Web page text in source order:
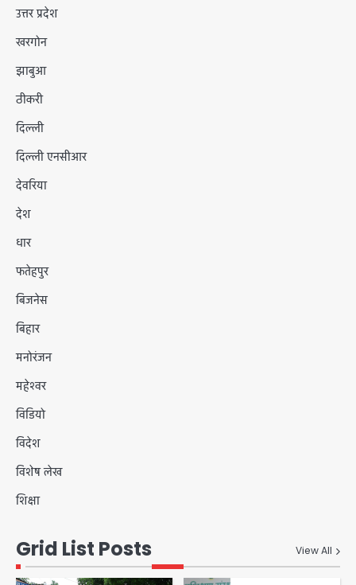
उत्तर प्रदेश
खरगोन
झाबुआ
ठीकरी
दिल्ली
दिल्ली एनसीआर
देवरिया
देश
धार
फतेहपुर
बिजनेस
बिहार
मनोरंजन
महेश्वर
विडियो
विदेश
विशेष लेख
शिक्षा
Grid List Posts View All